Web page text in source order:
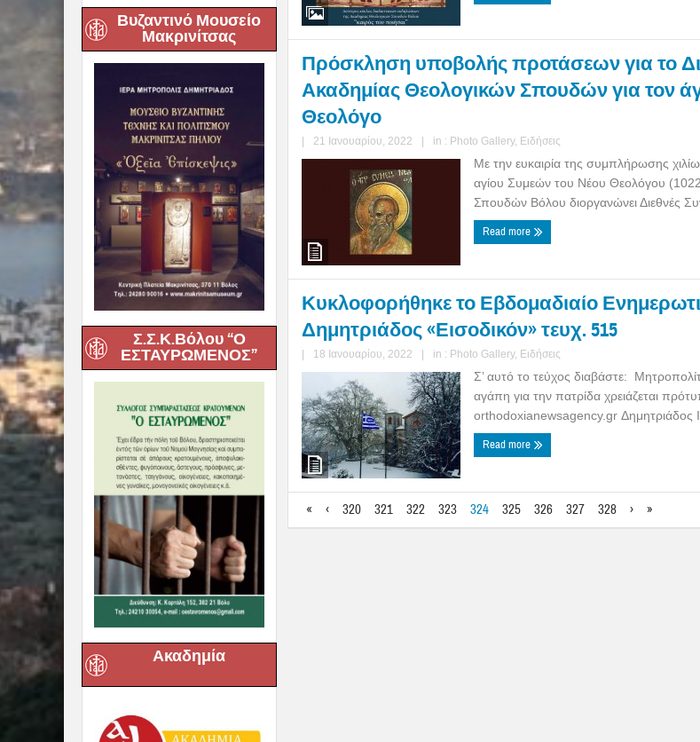
Βυζαντινό Μουσείο
Μακρινίτσας
Σ.Σ.Κ.Βόλου “Ο
ΕΣΤΑΥΡΩΜΕΝΟΣ”
Ακαδημία
Πρόσκληση υποβολής προτάσεων για το
Ακαδημίας Θεολογικών Σπουδών για τον
Θεολόγο
21 Ιανουαρίου, 2022 in : Photo Gallery, Ειδήσεις
Με την ευκαιρία της συμπλήρωσης
αγίου Συμεών του Νέου Θεολόγου
Σπουδών Βόλου διοργανώνει Διεθνές
Read more
Κυκλοφορήθηκε το Εβδομαδιαίο
Δημητριάδος «Εισοδικόν» τευχ. 515
18 Ιανουαρίου, 2022 in : Photo Gallery, Ειδήσεις
Σ’ αυτό το τεύχος διαβάστε:
αγάπη για την πατρίδα χρειάζεται
orthodoxianewsagency.gr Δημητριάδος
Read more
« ‹ 320 321 322 323 324 325 326 327 328 › »